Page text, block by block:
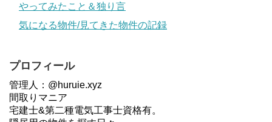
やってみたこと＆独り言
気になる物件/見てきた物件の記録
プロフィール
管理人：@huruie.xyz
間取りマニア
宅建士&第二種電気工事士資格有。